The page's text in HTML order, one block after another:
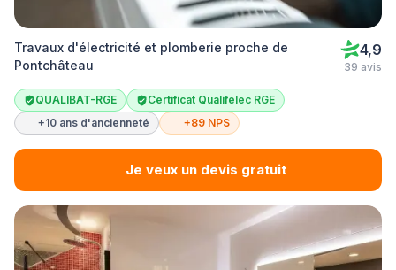
Travaux d'électricité et plomberie proche de
Pontchâteau
4,9
39 avis
QUALIBAT-RGE
Certificat Qualifelec RGE
+10 ans d'ancienneté
+89 NPS
Je veux un devis gratuit